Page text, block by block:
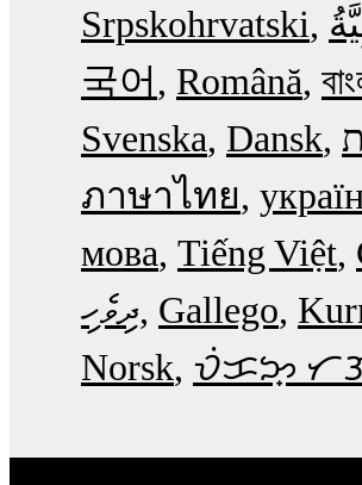
Srpskohrvatski
국어
Română
Svenska Dansk
ภาษาไทย
мова Tiếng Việt
ދިވެހި Gallego
Norsk ᜏᜒᜃᜅ᜔